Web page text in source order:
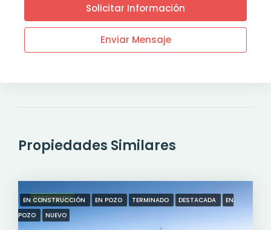
Solicitar Información
Enviar Mensaje
Propiedades Similares
DESTACADO
EN CONSTRUCCIÓN EN POZO TERMINADO DESTACADA
EN
POZO
NUEVO